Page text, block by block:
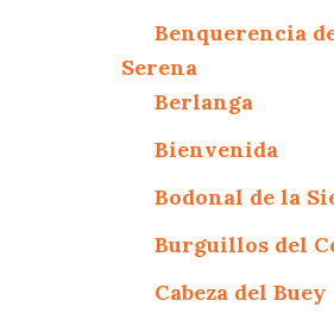
Benquerencia
Serena
Berlanga
Bienvenida
Bodonal de la
Burguillos del
Cabeza del Buey